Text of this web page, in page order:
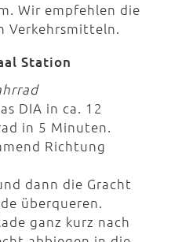
Wir empfehlen die
Verkehrsmitteln.
Station
DIA in ca. 12
in 5 Minuten.
Richtung
dann die Gracht
überqueren.
ganz kurz nach